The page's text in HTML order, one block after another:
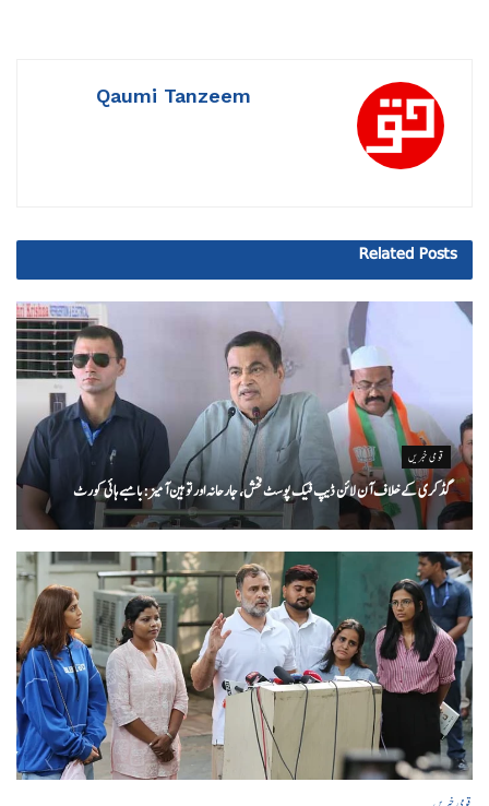
Qaumi Tanzeem
Related Posts
قومی خبریں
گڈکری کے خلاف آن لائن ڈیپ فیک پوسٹ فحش، جارحانہ اور توہین آمیز:بامبے ہائی کورٹ